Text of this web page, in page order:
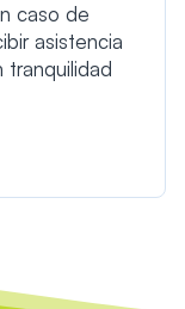
caso de
asistencia
tranquilidad